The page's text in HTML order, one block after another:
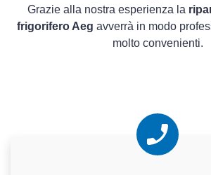
Grazie alla nostra esperienza la
frigorifero Aeg avverrà in modo
molto convenienti.